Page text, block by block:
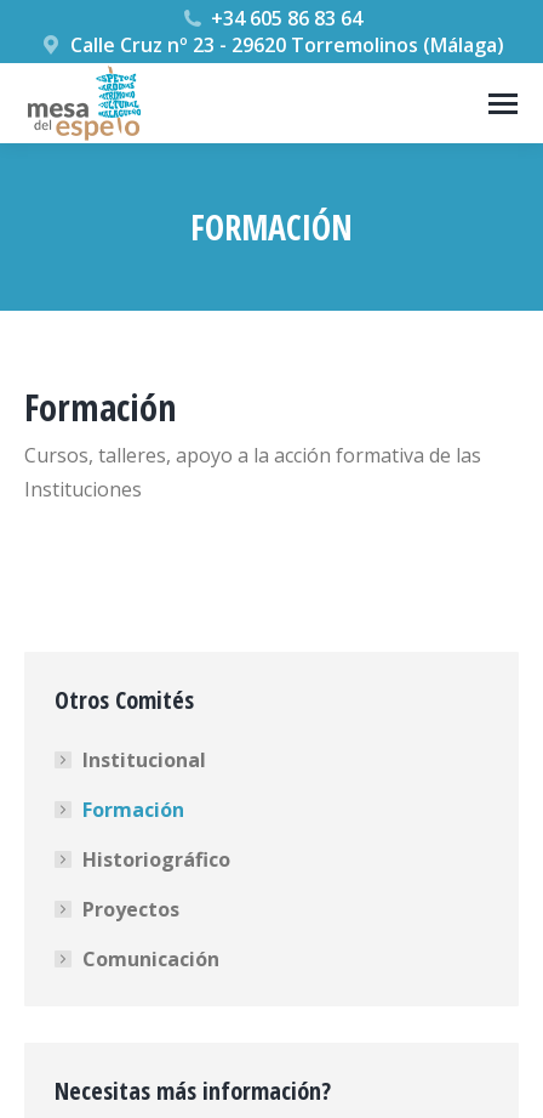
+34 605 86 83 64
Calle Cruz nº 23 - 29620 Torremolinos (Málaga)
FORMACIÓN
Formación
Cursos, talleres, apoyo a la acción formativa de las
Instituciones
Otros Comités
Institucional
Formación
Historiográfico
Proyectos
Comunicación
Necesitas más información?